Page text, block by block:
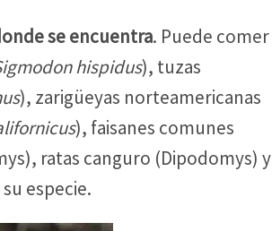
se encuentra. Puede comer
hispidus), tuzas
), zarigüeyas norteamericanas
), faisanes comunes
ratas canguro (Dipodomys) y
especie.